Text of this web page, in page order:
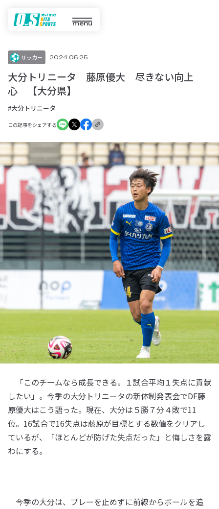
menu
サッカー 2024.05.25
大分トリニータ 藤原優大 尽きない向上
心 【大分県】
#大分トリニータ
この記事をシェアする
「このチームなら成長できる。１試合平均１失点に貢献
したい」。今季の大分トリニータの新体制発表会でDF藤
原優大はこう語った。現在、大分は５勝７分４敗で11
位。16試合で16失点は藤原が目標とする数値をクリアし
ているが、「ほとんどが防げた失点だった」と悔しさを露
わにする。
今季の大分は、プレーを止めずに前線からボールを追